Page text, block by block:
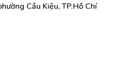
Cầu Kiệu, TP.Hồ Chí